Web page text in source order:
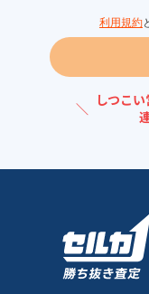
利用規約
＼ しつこ